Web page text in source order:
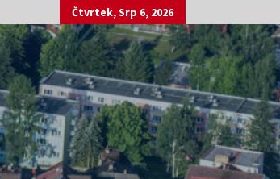
Čtvrtek, Srp 6, 2026